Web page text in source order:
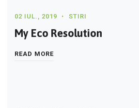
02 IUL., 2019 STIRI
My Eco Resolution
READ MORE